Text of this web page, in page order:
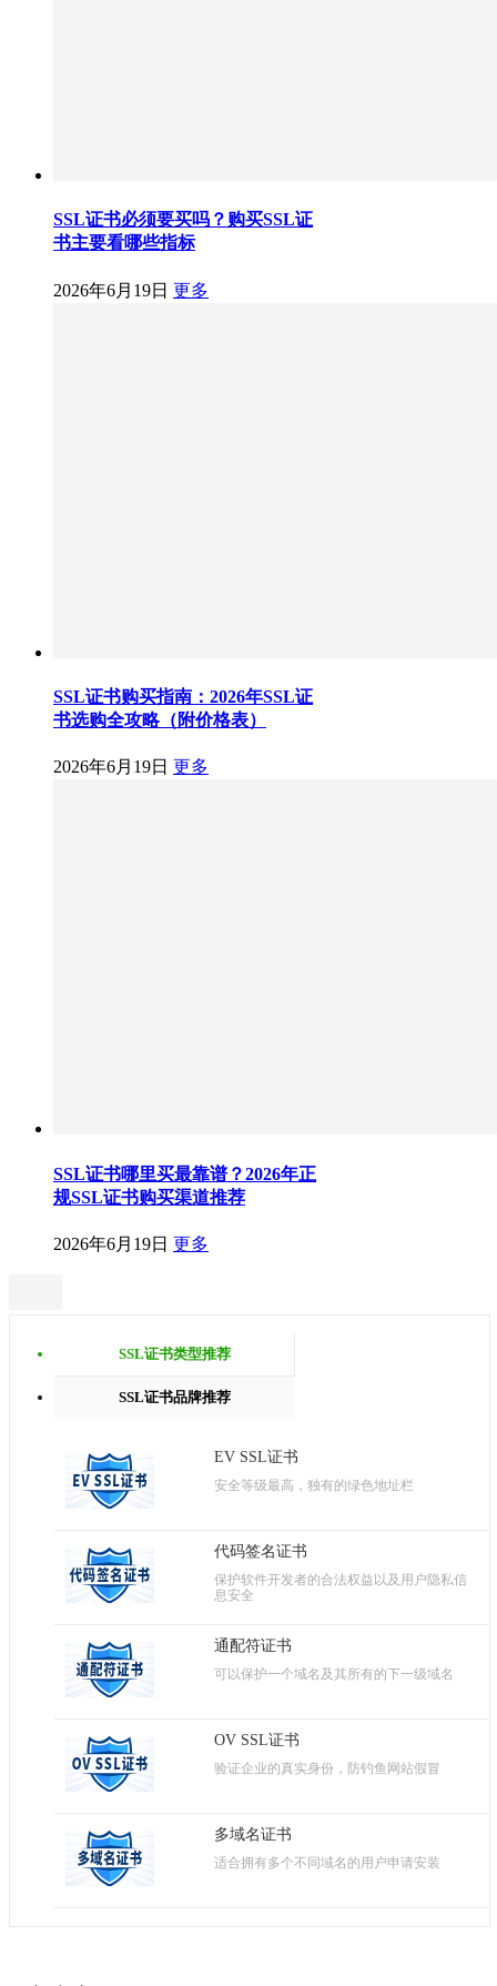
SSL证书必须要买吗？购买SSL证
书主要看哪些指标
2026年6月19日 更多
SSL证书购买指南：2026年SSL证
书选购全攻略（附价格表）
2026年6月19日 更多
SSL证书哪里买最靠谱？2026年正
规SSL证书购买渠道推荐
2026年6月19日 更多
SSL证书类型推荐
SSL证书品牌推荐
EV SSL证书
安全等级最高，独有的绿色地址栏
代码签名证书
保护软件开发者的合法权益以及用户隐私信
息安全
通配符证书
可以保护一个域名及其所有的下一级域名
OV SSL证书
验证企业的真实身份，防钓鱼网站假冒
多域名证书
适合拥有多个不同域名的用户申请安装